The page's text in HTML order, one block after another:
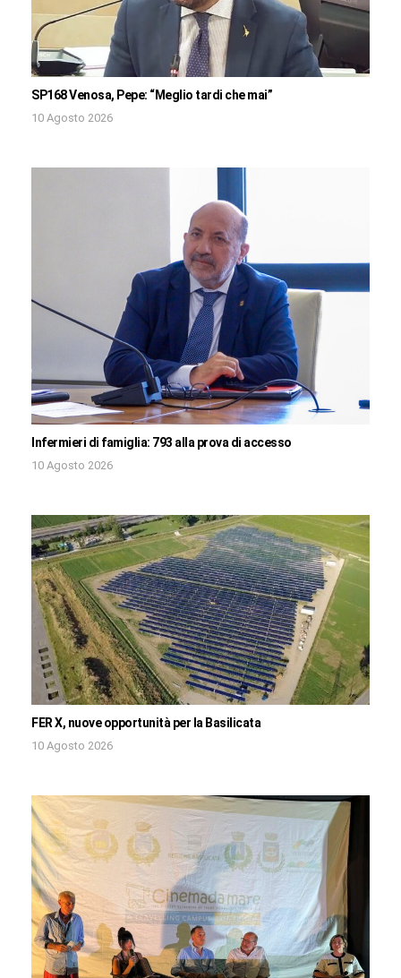
SP168 Venosa, Pepe: “Meglio tardi che mai”
10 Agosto 2026
Infermieri di famiglia: 793 alla prova di accesso
10 Agosto 2026
FER X, nuove opportunità per la Basilicata
10 Agosto 2026